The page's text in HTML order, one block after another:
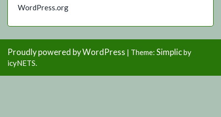
WordPress.org
Proudly powered by WordPress | Theme: Simplicby
icyNETS.